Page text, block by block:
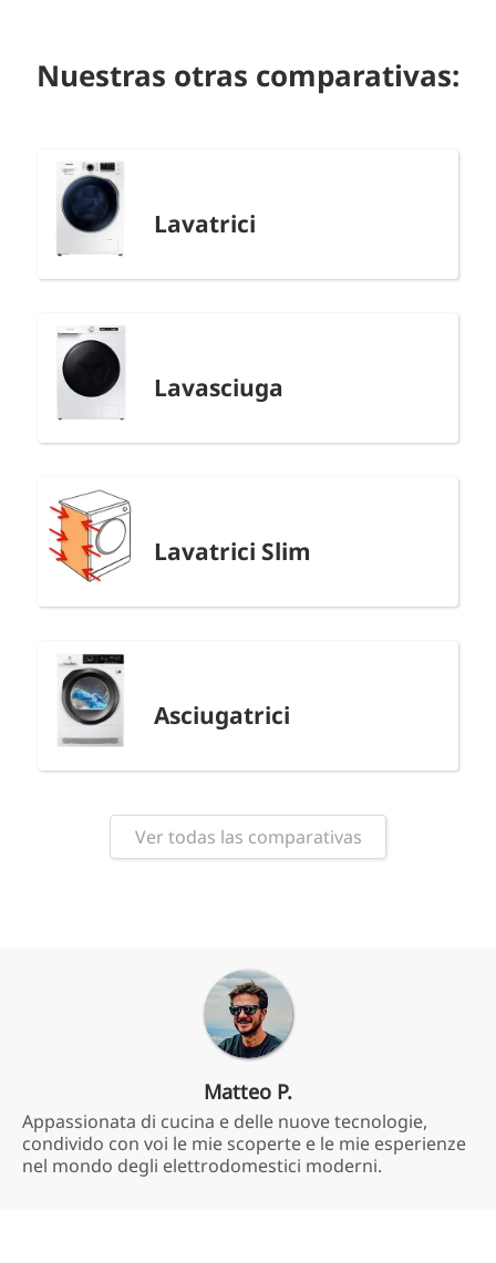
Nuestras otras comparativas:
Lavatrici
Lavasciuga
Lavatrici Slim
Asciugatrici
Ver todas las comparativas
Matteo P.
Appassionata di cucina e delle nuove tecnologie,
condivido con voi le mie scoperte e le mie esperienze
nel mondo degli elettrodomestici moderni.